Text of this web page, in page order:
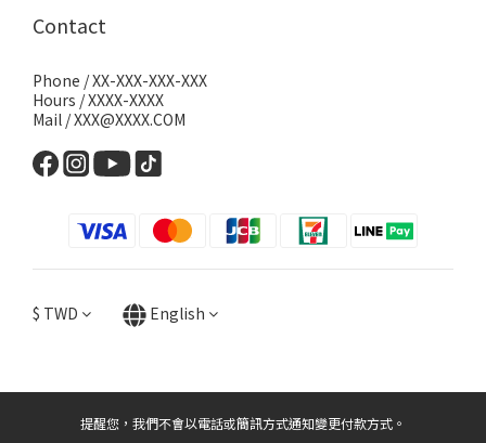
Contact
Phone / XX-XXX-XXX-XXX
Hours / XXXX-XXXX
Mail / XXX@XXXX.COM
$ TWD English
提醒您，我們不會以電話或簡訊方式通知變更付款方式。